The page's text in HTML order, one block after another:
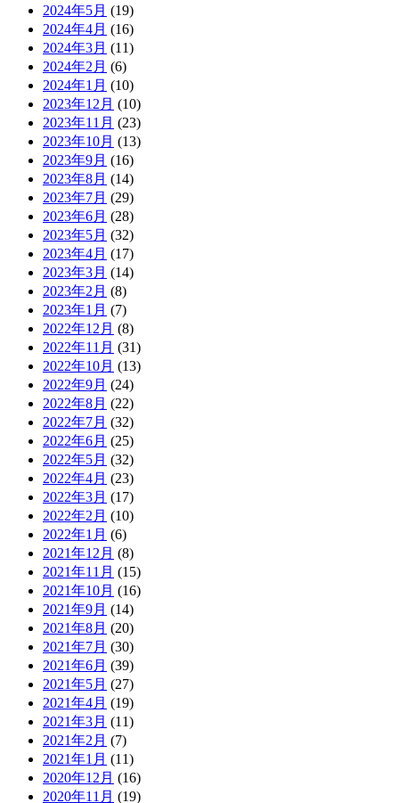
2024年5月 (19)
2024年4月 (16)
2024年3月 (11)
2024年2月 (6)
2024年1月 (10)
2023年12月 (10)
2023年11月 (23)
2023年10月 (13)
2023年9月 (16)
2023年8月 (14)
2023年7月 (29)
2023年6月 (28)
2023年5月 (32)
2023年4月 (17)
2023年3月 (14)
2023年2月 (8)
2023年1月 (7)
2022年12月 (8)
2022年11月 (31)
2022年10月 (13)
2022年9月 (24)
2022年8月 (22)
2022年7月 (32)
2022年6月 (25)
2022年5月 (32)
2022年4月 (23)
2022年3月 (17)
2022年2月 (10)
2022年1月 (6)
2021年12月 (8)
2021年11月 (15)
2021年10月 (16)
2021年9月 (14)
2021年8月 (20)
2021年7月 (30)
2021年6月 (39)
2021年5月 (27)
2021年4月 (19)
2021年3月 (11)
2021年2月 (7)
2021年1月 (11)
2020年12月 (16)
2020年11月 (19)